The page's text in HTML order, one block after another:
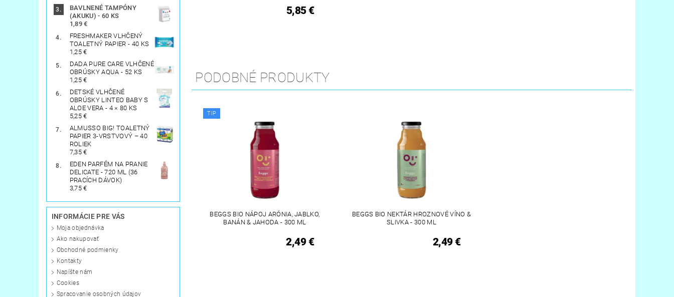
BAVLNENÉ TAMPÓNY
(AKUKU) - 60 KS
1,89 €
FRESHMAKER VLHČENÝ
TOALETNÝ PAPIER - 40 KS
1,25 €
DADA PURE CARE VLHČENÉ
OBRÚSKY AQUA - 52 KS
1,25 €
DETSKÉ VLHČENÉ
OBRÚSKY LINTEO BABY S
ALOE VERA - 4 × 80 KS
5,25 €
ALMUSSO BIG! TOALETNÝ
PAPIER 3-VRSTVOVÝ – 40
ROLIEK
7,35 €
EDEN PARFÉM NA PRANIE
DELICATE - 720 ML (36
PRACÍCH DÁVOK)
3,75 €
INFORMÁCIE PRE VÁS
Moja objednávka
Ako nakupovať
Obchodné podmienky
Kontakty
Napíšte nám
Cookies
Spracovanie osobných údajov
5,85 €
PODOBNÉ PRODUKTY
TIP
BEGGS BIO NÁPOJ ARÓNIA, JABLKO,
BANÁN & JAHODA - 300 ML
2,49 €
BEGGS BIO NEKTÁR HROZNOVÉ VÍNO &
SLIVKA - 300 ML
2,49 €